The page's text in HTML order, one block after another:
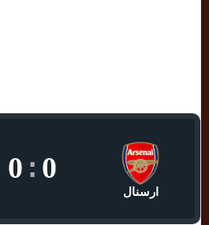
ارسنال
0
:
0